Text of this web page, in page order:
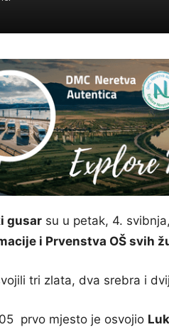
gusar su u petak, 4.
i Prvenstva OŠ svih
tri zlata, dva srebra i
prvo mjesto je osvojio